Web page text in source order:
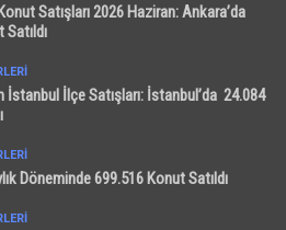
Satışları 2026 Haziran: Ankara’da
İstanbul İlçe Satışları: İstanbul’da 24.084
Döneminde 699.516 Konut Satıldı